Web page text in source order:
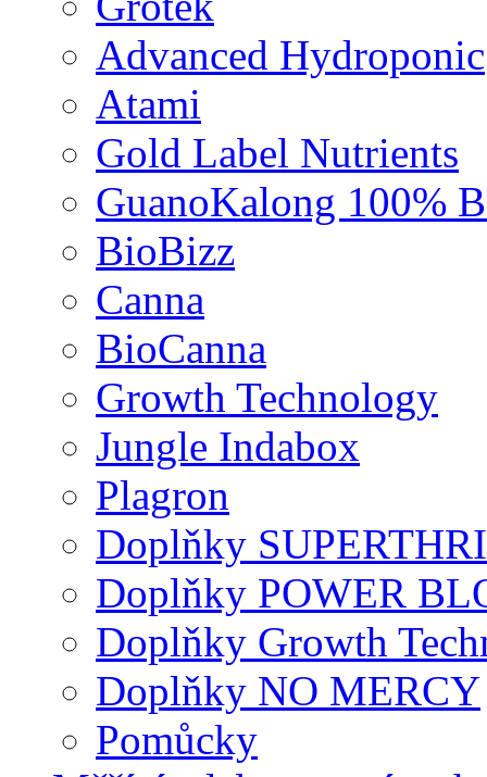
Advanced Hydroponic
Atami
Gold Label Nutrients
GuanoKalong 100%
BioBizz
Canna
BioCanna
Growth Technology
Jungle Indabox
Plagron
Doplňky
Doplňky POWER
Doplňky Growth
Doplňky NO MERCY
Pomůcky